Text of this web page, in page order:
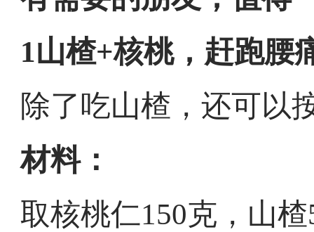
1山楂+核桃，赶跑腰
除了吃山楂，还可以
材料：
取核桃仁150克，山